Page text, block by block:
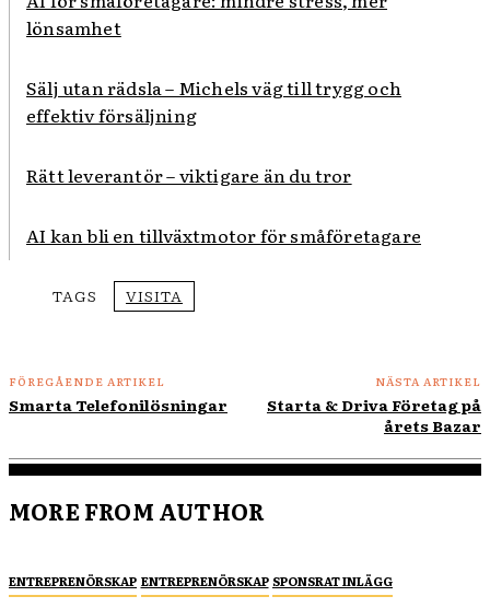
lönsamhet
Sälj utan rädsla – Michels väg till trygg och
effektiv försäljning
Rätt leverantör – viktigare än du tror
AI kan bli en tillväxtmotor för småföretagare
TAGS VISITA
FÖREGÅENDE ARTIKEL
Smarta Telefonilösningar
NÄSTA ARTIKEL
Starta & Driva Företag på
årets Bazar
MORE FROM AUTHOR
ENTREPRENÖRSKAP ENTREPRENÖRSKAP SPONSRAT INLÄGG